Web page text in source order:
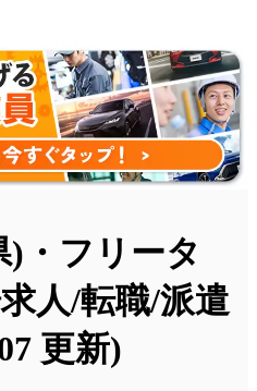
・フリータ
人/転職/派遣
更新)